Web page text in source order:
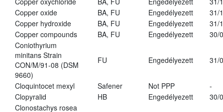
Copper oxide
BA, FU Engedélyezett
31/
Copper hydroxide
BA, FU Engedélyezett
31/
Copper compounds
BA, FU Engedélyezett
30/
Coniothyrium
minitans Strain
CON/M/91-08 (DSM
9660)
FU Engedélyezett 31/
Cloquintocet mexyl Safener Not PPP
-
Clopyralid
HB Engedélyezett
30/
Clonostachys rosea